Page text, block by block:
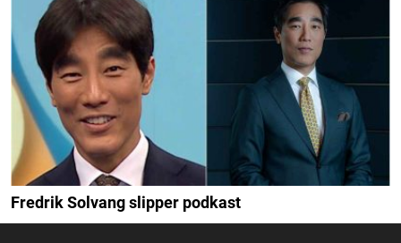
Fredrik Solvang slipper podkast